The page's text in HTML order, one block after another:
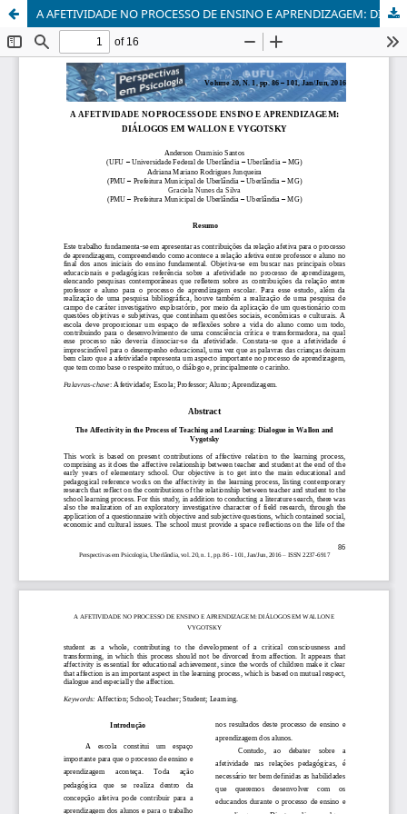
A AFETIVIDADE NO PROCESSO DE ENSINO E APRENDIZAGEM: DIÁLOGOS EM WALLON E VYGOTSKY